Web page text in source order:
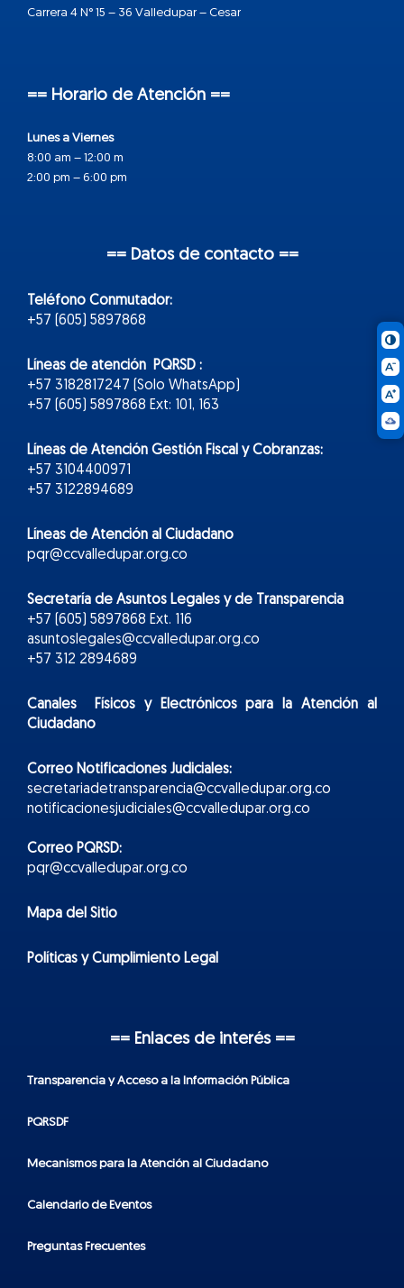
Carrera 4 N° 15 – 36 Valledupar – Cesar
== Horario de Atención ==
Lunes a Viernes
8:00 am – 12:00 m
2:00 pm – 6:00 pm
== Datos de contacto ==
Teléfono Conmutador:
+57 (605) 5897868
Líneas de atención PQRSD :
+57 3182817247 (Solo WhatsApp)
+57 (605) 5897868 Ext: 101, 163
Líneas de Atención Gestión Fiscal y Cobranzas:
+57 3104400971
+57 3122894689
Líneas de Atención al Ciudadano
pqr@ccvalledupar.org.co
Secretaría de Asuntos Legales y de Transparencia
+57 (605) 5897868 Ext. 116
asuntoslegales@ccvalledupar.org.co
+57 312 2894689
Canales Físicos yElectrónicospara la Atención al
Ciudadano
Correo Notificaciones Judiciales:
secretariadetransparencia@ccvalledupar.org.co
notificacionesjudiciales@ccvalledupar.org.co
Correo PQRSD:
pqr@ccvalledupar.org.co
Mapa del Sitio
Políticas y Cumplimiento Legal
== Enlaces de interés ==
Transparencia y Acceso a la Información Pública
PQRSDF
Mecanismos para la Atención al Ciudadano
Calendario de Eventos
Preguntas Frecuentes